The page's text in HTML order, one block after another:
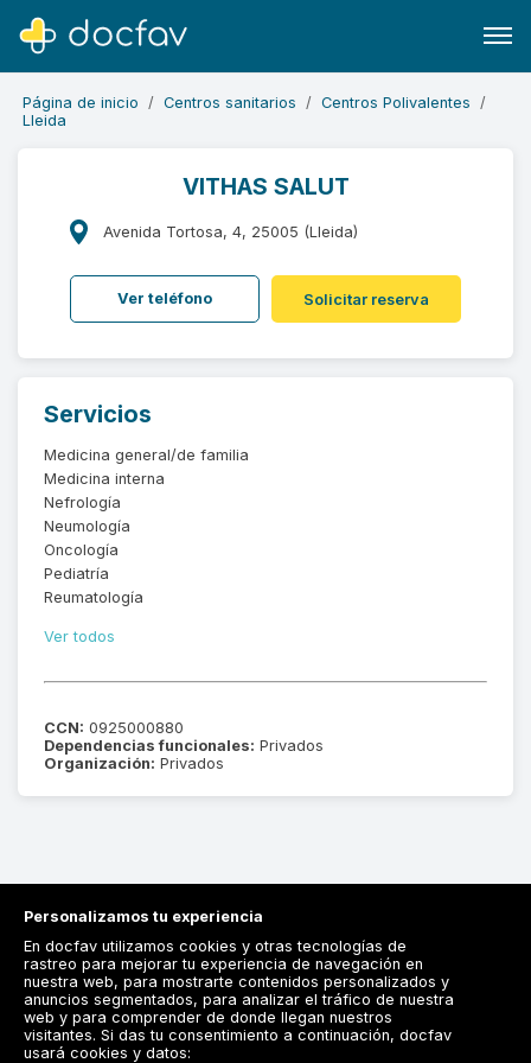
Página de inicio Centros sanitarios
Centros Polivalentes
Lleida
VITHAS SALUT
Avenida Tortosa, 4, 25005 (Lleida)
Ver teléfono Solicitar reserva
Servicios
Medicina general/de familia
Medicina interna
Nefrología
Neumología
Oncología
Pediatría
Reumatología
Ver todos
CCN: 0925000880
Dependencias funcionales: Privados
Organización: Privados
Registrarse
Docfav
Personalizamos tu experiencia
En docfav utilizamos cookies y otras tecnologías de
rastreo para mejorar tu experiencia de navegación en
nuestra web, para mostrarte contenidos personalizados y
anuncios segmentados, para analizar el tráfico de nuestra
web y para comprender de donde llegan nuestros
visitantes. Si das tu consentimiento a continuación, docfav
usará cookies y datos: